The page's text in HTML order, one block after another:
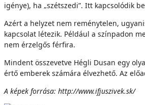
igénye), ha „szétszedi”. Itt kapcsolódik
Azért a helyzet nem reménytelen,
kapcsolat létezik. Például a színpadon
nem érzelgős férfira.
Mindent összevetve Hégli Dusan egy
értő emberek számára élvezhető. Az
A képek forrása: http://www.ifjuszivek.sk/